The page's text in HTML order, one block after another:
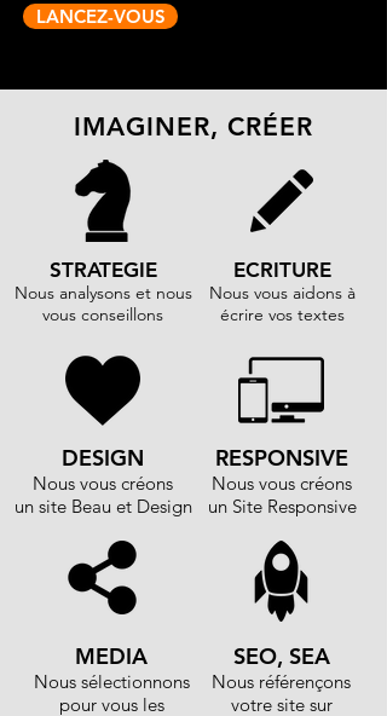
LANCEZ-VOUS
IMAGINER, CRÉER
STRATEGIE
Nous analysons et nous
vous conseillons
ECRITURE
Nous vous aidons à
écrire vos textes
DESIGN
Nous vous créons
un site Beau et Design
RESPONSIVE
Nous vous créons
un Site Responsive
MEDIA
Nous sélectionnons
pour vous les
SEO, SEA
Nous référençons
votre site sur